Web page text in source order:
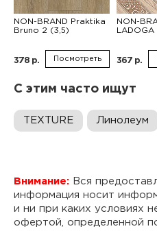
NON-BRAND Praktika
Bruno 2 (3,5)
378 р. Посмотреть
NON-
367 р.
С этим часто ищут
TEXTURE Линолеум
Внимание: Вся
информация носит
и ни при каких условиях
офертой, определенной